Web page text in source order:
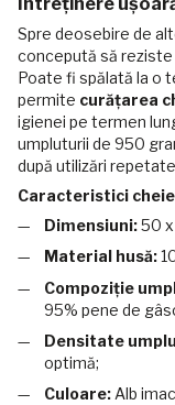
Spre deosebire de
concepută să reziste
Poate fi spălată la o
permite curățarea
igienei pe termen
umpluturii de 950
după utilizări
Caracteristici
Dimensiuni:50
Material husă:
Compoziție
95% pene de
Densitate
optimă;
Culoare: Alb